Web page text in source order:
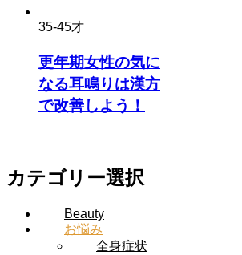
35-45才
更年期女性の気に
なる耳鳴りは漢方
で改善しよう！
カテゴリー選択
Beauty
お悩み
全身症状